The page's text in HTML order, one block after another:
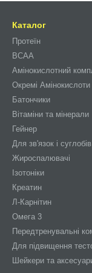
Каталог
Протеїн
BCAA
Амінокислотний
Окремі Амінокислоти
Батончики
Вітаміни та мінерали
Гейнер
Для зв'язок і суглобів
Жироспалювачі
Ізотоніки
Креатин
Л-Карнітин
Омега 3
Передтренувальні
Для підвищення
Шейкери та